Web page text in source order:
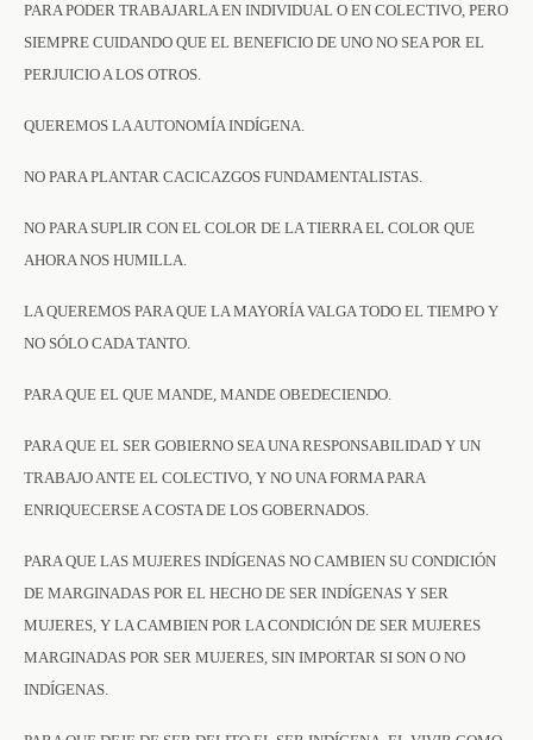
PARA PODER TRABAJARLA EN INDIVIDUAL O EN COLECTIVO, PERO
SIEMPRE CUIDANDO QUE EL BENEFICIO DE UNO NO SEA POR EL
PERJUICIO A LOS OTROS.
QUEREMOS LA AUTONOMÍA INDÍGENA.
NO PARA PLANTAR CACICAZGOS FUNDAMENTALISTAS.
NO PARA SUPLIR CON EL COLOR DE LA TIERRA EL COLOR QUE
AHORA NOS HUMILLA.
LA QUEREMOS PARA QUE LA MAYORÍA VALGA TODO EL TIEMPO Y
NO SÓLO CADA TANTO.
PARA QUE EL QUE MANDE, MANDE OBEDECIENDO.
PARA QUE EL SER GOBIERNO SEA UNA RESPONSABILIDAD Y UN
TRABAJO ANTE EL COLECTIVO, Y NO UNA FORMA PARA
ENRIQUECERSE A COSTA DE LOS GOBERNADOS.
PARA QUE LAS MUJERES INDÍGENAS NO CAMBIEN SU CONDICIÓN
DE MARGINADAS POR EL HECHO DE SER INDÍGENAS Y SER
MUJERES, Y LA CAMBIEN POR LA CONDICIÓN DE SER MUJERES
MARGINADAS POR SER MUJERES, SIN IMPORTAR SI SON O NO
INDÍGENAS.